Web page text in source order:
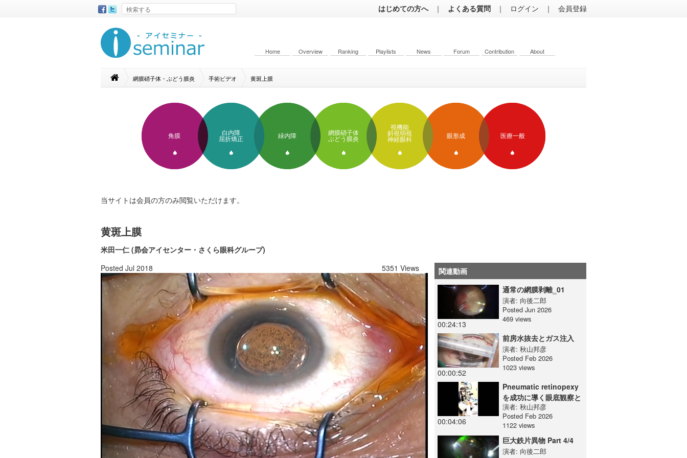
はじめての方へ ｜ よくある質問 ｜ ログイン ｜ 会員登録
Home Overview Ranking Playlists News Forum Contribution About
網膜硝子体・ぶどう膜炎 手術ビデオ 黄斑上膜
角膜
白内障
屈折矯正
緑内障
網膜硝子体
ぶどう膜炎
視機能
斜視弱視
神経眼科
眼形成 医療一般
当サイトは会員の方のみ閲覧いただけます。
黄斑上膜
米田一仁 (昴会アイセンター・さくら眼科グループ)
Posted Jul 2018
5351 Views 関連動画
00:24:13
通常の網膜剥離‗01
演者: 向後二郎
Posted Jun 2026
469 views
00:00:52
前房水抜去とガス注入
演者:秋山邦彦
Posted Feb 2026
1023 views
00:04:06
Pneumatic retinopexy
を成功に導く眼底観察と
レーザー（細隙灯顕微鏡
の場合）
演者:秋山邦彦
Posted Feb 2026
1122 views
巨大鉄片異物 Part 4/4
演者: 向後二郎